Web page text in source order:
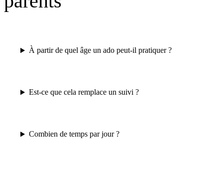
À partir de quel âge un ado peut-il pratiquer ?
Est-ce que cela remplace un suivi ?
Combien de temps par jour ?